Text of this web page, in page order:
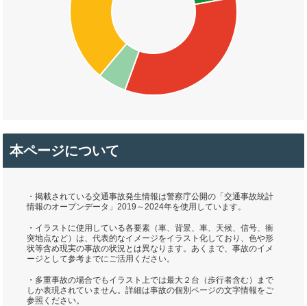
本ページについて
・掲載されている交通事故発生情報は警察庁公開の「交通事故統計
情報のオープンデータ」2019～2024年を使用しています。
・イラストに使用している各要素（車、背景、車、天候、信号、衝
突地点など）は、代表的なイメージをイラスト化しており、色や形
状等含め現実の事故の状況とは異なります。あくまで、事故のイメ
ージとして参考までにご活用ください。
・多重事故の場合でもイラスト上では最大２台（歩行者含む）まで
しか表現されていません。詳細は事故の個別ページの文字情報をご
参照ください。